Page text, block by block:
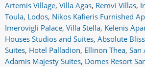
Artemis Village, Villa Agas, Remvi Villas,
Toula, Lodos, Nikos Kafieris Furnished
Imerovigli Palace, Villa Stella, Kelenis
Houses Studios and Suites, Absolute
Suites, Hotel Palladion, Ellinon Thea, San
Adamis Majesty Suites, Domes Resort